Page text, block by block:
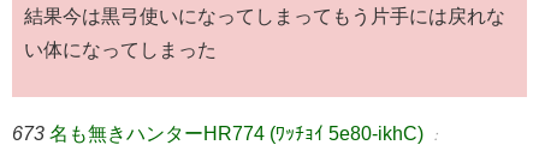
結果今は黒弓使いになってしまってもう片手には戻れな
い体になってしまった
673 名も無きハンターHR774 (ﾜｯﾁｮｲ 5e80-ikhC) ：